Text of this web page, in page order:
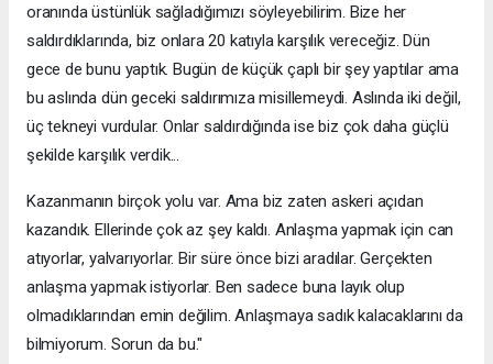
oranında üstünlük sağladığımızı söyleyebilirim. Bize her
saldırdıklarında, biz onlara 20 katıyla karşılık vereceğiz. Dün
gece de bunu yaptık. Bugün de küçük çaplı bir şey yaptılar ama
bu aslında dün geceki saldırımıza misillemeydi. Aslında iki değil,
üç tekneyi vurdular. Onlar saldırdığında ise biz çok daha güçlü
şekilde karşılık verdik...
Kazanmanın birçok yolu var. Ama biz zaten askeri açıdan
kazandık. Ellerinde çok az şey kaldı. Anlaşma yapmak için can
atıyorlar, yalvarıyorlar. Bir süre önce bizi aradılar. Gerçekten
anlaşma yapmak istiyorlar. Ben sadece buna layık olup
olmadıklarından emin değilim. Anlaşmaya sadık kalacaklarını da
bilmiyorum. Sorun da bu."